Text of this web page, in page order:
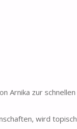
Arnika zur schnellen
wird topisch